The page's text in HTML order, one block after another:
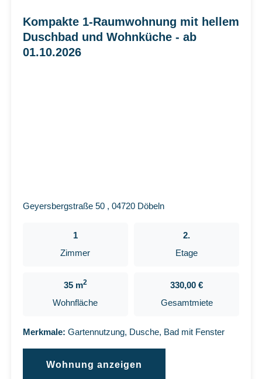
Kompakte 1-Raumwohnung mit hellem
Duschbad und Wohnküche - ab
01.10.2026
Geyersbergstraße 50 , 04720 Döbeln
1
Zimmer
2.
Etage
35 m2
Wohnfläche
330,00 €
Gesamtmiete
Merkmale: Gartennutzung, Dusche, Bad mit Fenster
Wohnung anzeigen